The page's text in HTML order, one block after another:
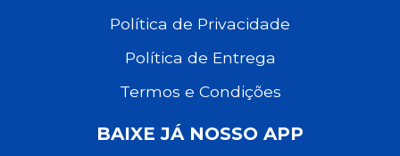
Política de Privacidade
Política de Entrega
Termos e Condições
BAIXE JÁ NOSSO APP